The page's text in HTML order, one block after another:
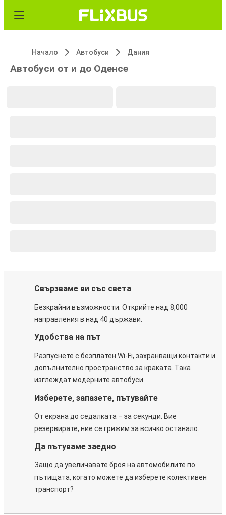
Начало Автобуси Дания
Автобуси от и до Оденсе
Свързваме ви със света
Безкрайни възможности. Открийте над 8,000
направления в над 40 държави.
Удобства на път
Разпуснете с безплатен Wi-Fi, захранващи контакти и
допълнително пространство за краката. Така
изглеждат модерните автобуси.
Изберете, запазете, пътувайте
От екрана до седалката – за секунди. Вие
резервирате, ние се грижим за всичко останало.
Да пътуваме заедно
Защо да увеличавате броя на автомобилите по
пътищата, когато можете да изберете колективен
транспорт?